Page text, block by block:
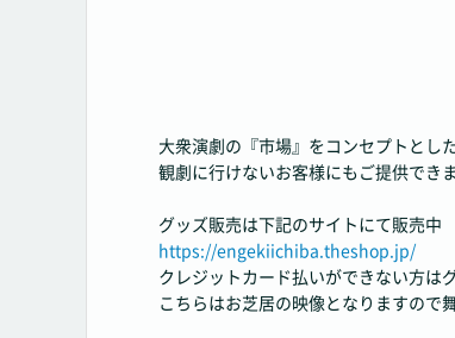
大衆演劇の『市場』をコンセプトとし
観劇に行けないお客様にもご提供でき
グッズ販売は下記のサイトにて販売中
https://engekiichiba.theshop.jp/
クレジットカード払いができない方は
こちらはお芝居の映像となりますので